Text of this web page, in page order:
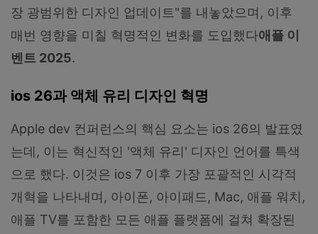
장 광범위한 디자인 업데이트"를 내놓았으며, 이후
매번 영향을 미칠 혁명적인 변화를 도입했다애플 이
벤트 2025.
ios 26과 액체 유리 디자인 혁명
Apple dev 컨퍼런스의 핵심 요소는 ios 26의 발표였
는데, 이는 혁신적인 '액체 유리' 디자인 언어를 특색
으로 했다. 이것은 ios 7 이후 가장 포괄적인 시각적
개혁을 나타내며, 아이폰, 아이패드, Mac, 애플 워치,
애플 TV를 포함한 모든 애플 플랫폼에 걸쳐 확장된